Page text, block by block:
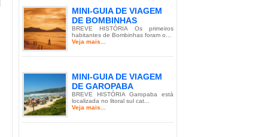
MINI-GUIA DE VIAGEM
DE BOMBINHAS
BREVE HISTÓRIA Os primeiros
habitantes de Bombinhas foram o...
Veja mais...
MINI-GUIA DE VIAGEM
DE GAROPABA
BREVE HISTÓRIA Garopaba está
localizada no litoral sul cat...
Veja mais...